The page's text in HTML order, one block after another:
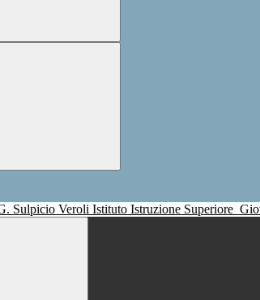
Istituto Istruzione Superiore